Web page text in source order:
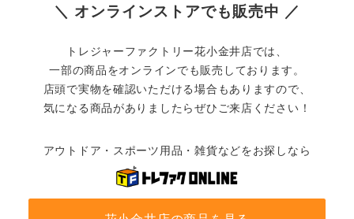
＼ オンラインストアでも販売中 ／
トレジャーファクトリー花小金井店では、
一部の商品をオンラインでも販売しております。
店頭で実物を確認いただける場合もありますので、
気になる商品がありましたらぜひご来店ください！
アウトドア・スポーツ用品・雑貨などをお探しなら